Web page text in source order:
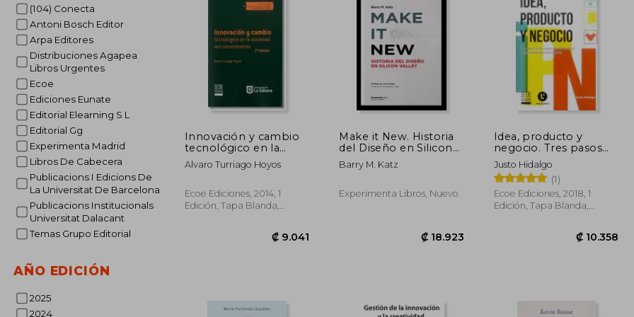
(104) Conecta
Antoni Bosch Editor
Arpa Editores
Distribuciones Agapea
Libros Urgentes
Ecoe
Ediciones Eunate
Editorial Elearning S L
Editorial Gg
Experimenta Madrid
Libros De Cabecera
Publicacions I Edicions De
La Universitat De Barcelona
Publicacions Institucionals
Universitat Dalacant
Temas Grupo Editorial
AÑO EDICIÓN
2025
2024
Innovación y cambio
tecnológico en la
sociedad del
conocimiento
Alvaro Turriago Hoyos
Ecoe Ediciones, 2014, 1
Edición, Tapa Blanda,
Make it New. Historia
del Diseño en Silicon
Valley
Barry M. Katz
Experimenta Libros, Nuevo
Idea, producto y
negocio. Tres pasos
en la creación de
productos y servicios
digitales innovadores
Justo Hidalgo
(1)
Ecoe Ediciones, 2018, 1
Edición, Tapa Blanda,